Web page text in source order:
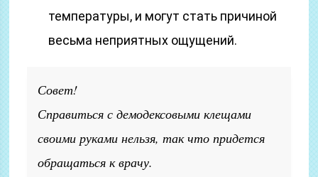
температуры, и могут стать причиной
весьма неприятных ощущений.
Совет!
Справиться с демодексовыми клещами
своими руками нельзя, так что придется
обращаться к врачу.